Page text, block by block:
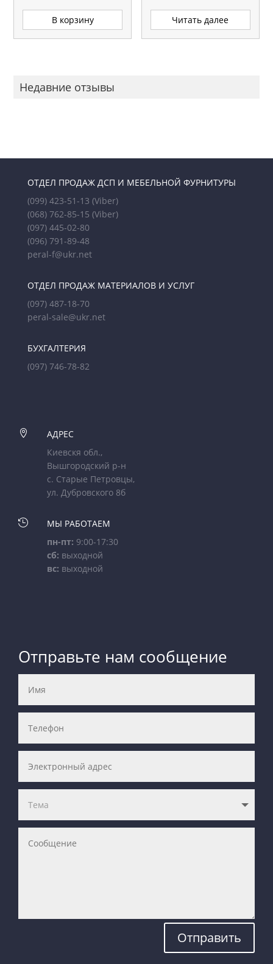
В корзину Читать далее
Недавние отзывы
ОТДЕЛ ПРОДАЖ ДСП И МЕБЕЛЬНОЙ ФУРНИТУРЫ
(099) 423-51-13 (Viber)
(068) 762-85-15 (Viber)
(097) 445-02-80
(096) 791-89-48
peral-f@ukr.net
ОТДЕЛ ПРОДАЖ МАТЕРИАЛОВ И УСЛУГ
(097) 487-18-70
peral-sale@ukr.net
БУХГАЛТЕРИЯ
(097) 746-78-82

АДРЕС
Киевскя обл.,
Вышгородский р-н
с. Старые Петровцы,
ул. Дубровского 8б

МЫ РАБОТАЕМ
пн-пт: 9:00-17:30
сб: выходной
вс: выходной
Отправьте нам сообщение
Отправить